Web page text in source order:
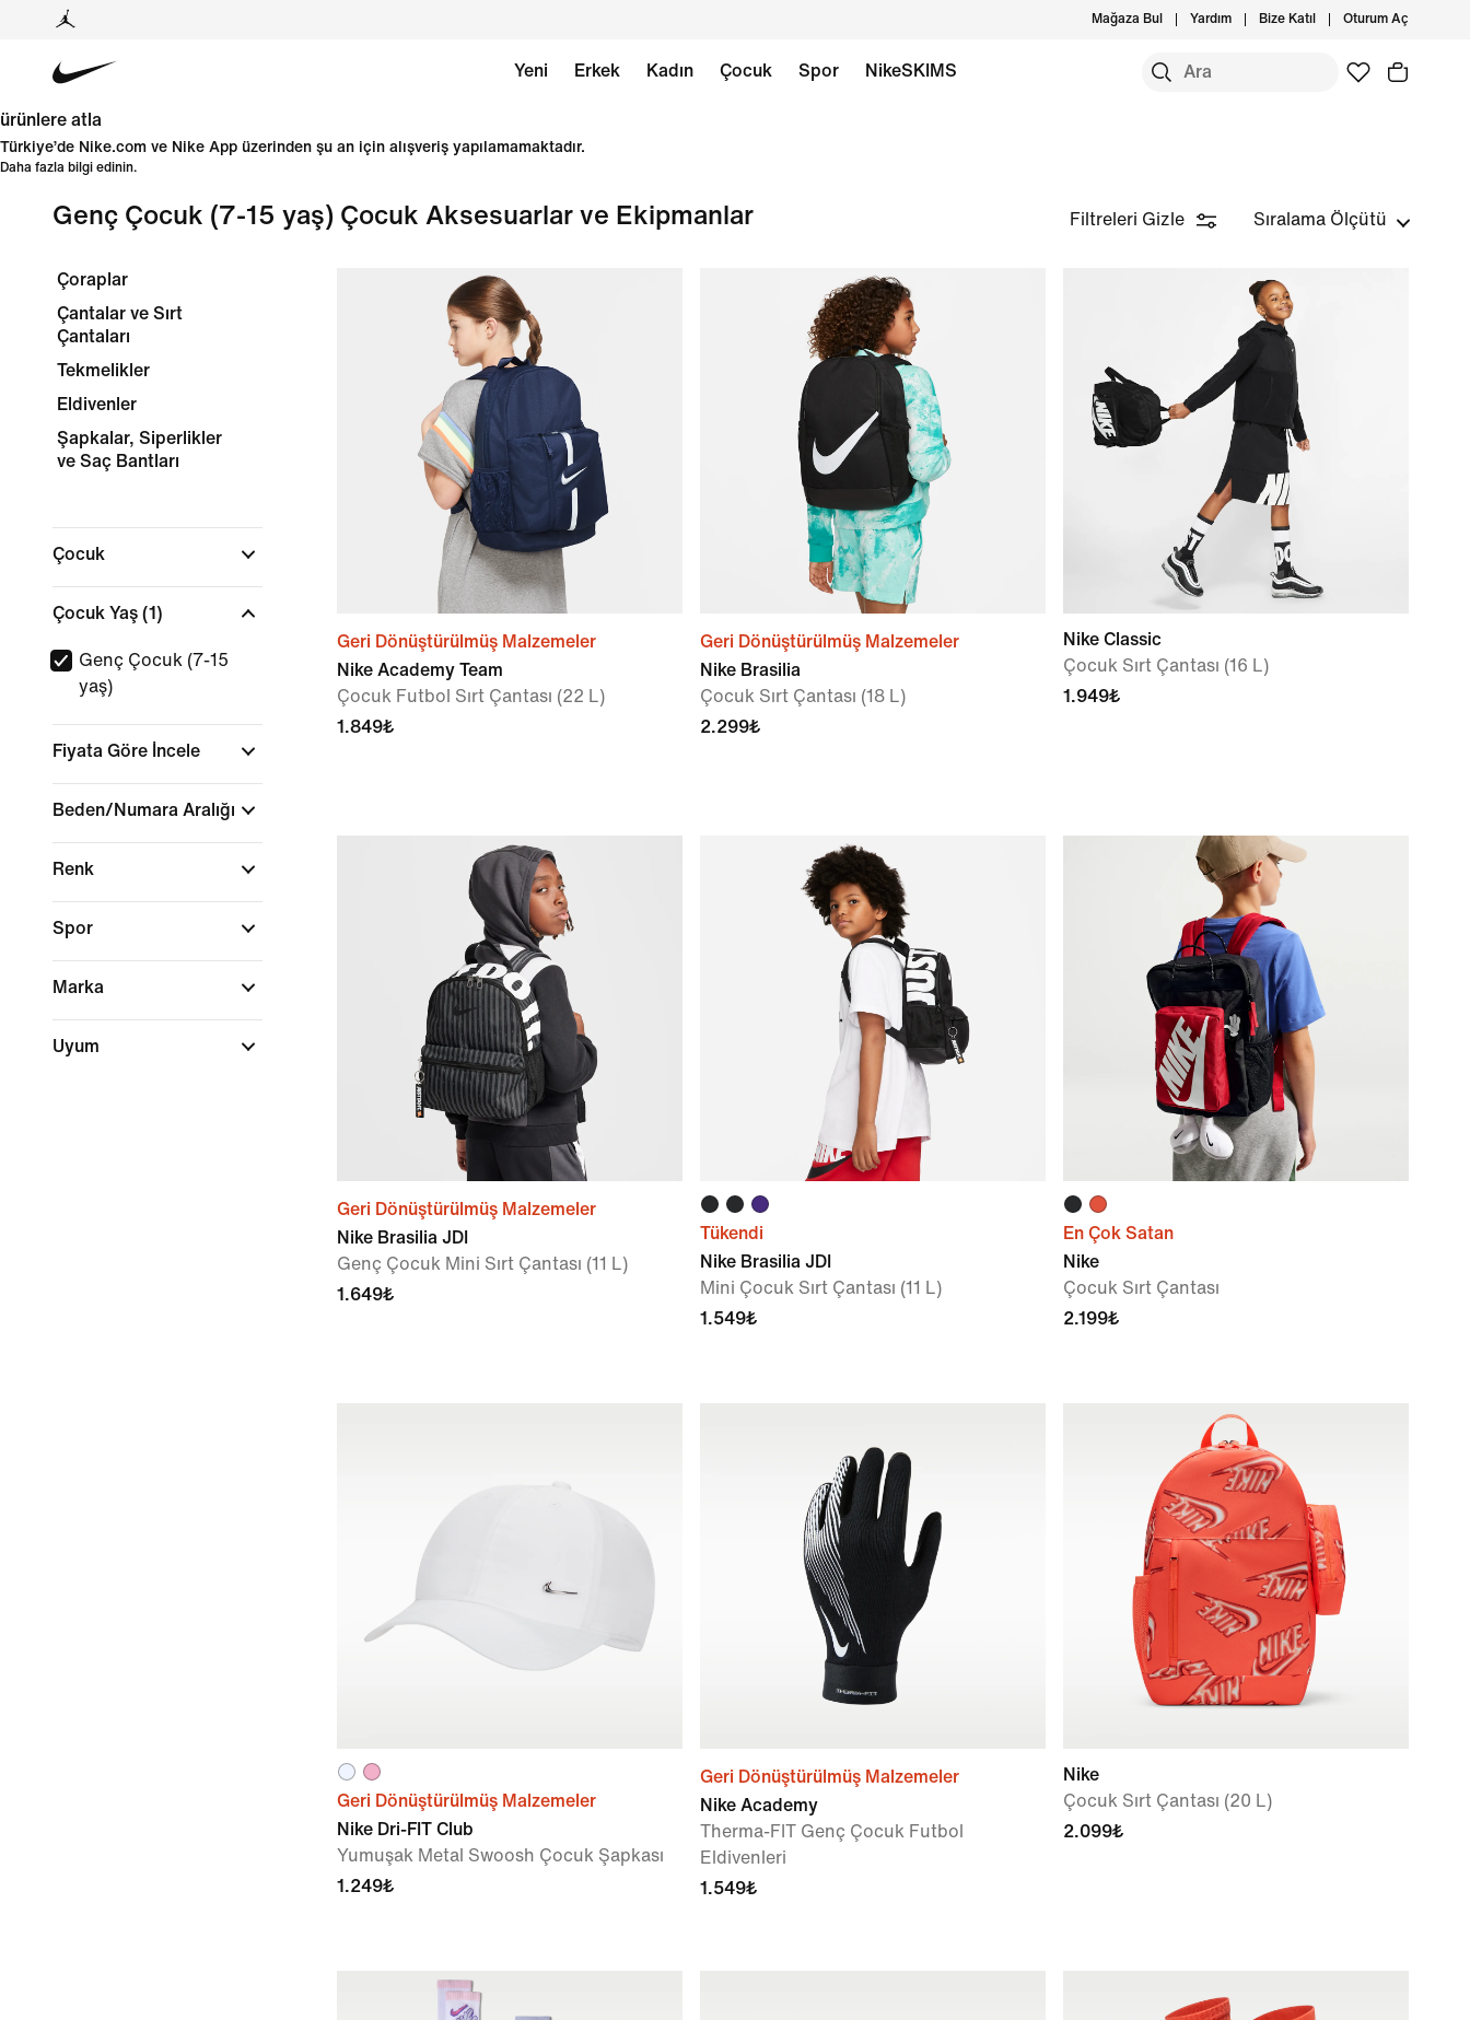
Mağaza Bul Yardım Bize Katıl Oturum Aç
Yeni Erkek Kadın Çocuk Spor NikeSKIMS
ürünlere atla
Türkiye’de Nike.com ve Nike App üzerinden şu an için alışveriş yapılamamaktadır.
Daha fazla bilgi edinin.
Genç Çocuk (7-15 yaş) Çocuk Aksesuarlar ve Ekipmanlar Filtreleri Gizle Sıralama Ölçütü
Çoraplar
Çantalar ve Sırt
Çantaları
Tekmelikler
Eldivenler
Şapkalar, Siperlikler
ve Saç Bantları
Çocuk
Çocuk Yaş (1)
Genç Çocuk (7-15
yaş)
Fiyata Göre İncele
Beden/Numara Aralığı
Renk
Spor
Marka
Uyum
Geri Dönüştürülmüş Malzemeler
Nike Academy Team
Çocuk Futbol Sırt Çantası (22 L)
1.849₺
Geri Dönüştürülmüş Malzemeler
Nike Brasilia
Çocuk Sırt Çantası (18 L)
2.299₺
Nike Classic
Çocuk Sırt Çantası (16 L)
1.949₺
Geri Dönüştürülmüş Malzemeler
Nike Brasilia JDI
Genç Çocuk Mini Sırt Çantası (11 L)
1.649₺
Tükendi
Nike Brasilia JDI
Mini Çocuk Sırt Çantası (11 L)
1.549₺
En Çok Satan
Nike
Çocuk Sırt Çantası
2.199₺
Geri Dönüştürülmüş Malzemeler
Nike Dri-FIT Club
Yumuşak Metal Swoosh Çocuk Şapkası
1.249₺
Geri Dönüştürülmüş Malzemeler
Nike Academy
Therma-FIT Genç Çocuk Futbol
Eldivenleri
1.549₺
Nike
Çocuk Sırt Çantası (20 L)
2.099₺